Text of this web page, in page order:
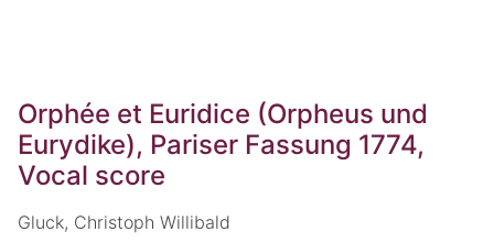
Orphée et Euridice (Orpheus und
Eurydike), Pariser Fassung 1774,
Vocal score
Gluck, Christoph Willibald